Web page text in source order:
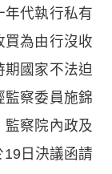
年代執行私有
買為由行沒收
期國家不法迫
監察委員施錦
監察院內政及
日決議函請